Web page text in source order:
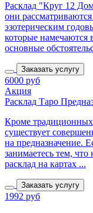
Расклад "Круг 12
они
эзотерическим
которые намечаются
основные
Заказать услугу
6000 руб
Акция
Расклад Таро
Кроме традиционных
существует
на предназначение.
занимаетесь тем,
расклад на картах ...
Заказать услугу
1992 руб